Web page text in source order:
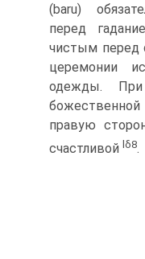
(baru)
перед
чистым перед
церемонии
одежды. При
правую
счастливой lδ8.